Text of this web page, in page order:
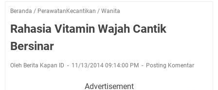
Beranda / PerawatanKecantikan / Wanita
Rahasia Vitamin Wajah Cantik
Bersinar
Oleh Berita Kapan ID 11/13/2014 09:14:00 PM Posting Komentar
Advertisement